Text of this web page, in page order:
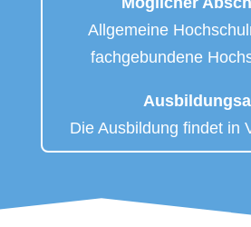
Allgemeine
fachgebundene
Die Ausbildung findet in